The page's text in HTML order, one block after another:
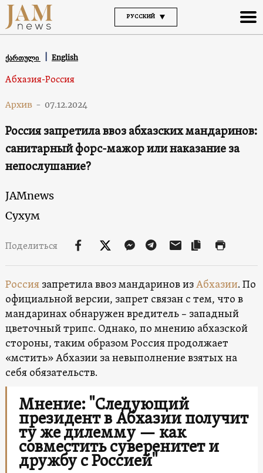
РУССКИЙ
ქართული English
Абхазия-Россия
Архив - 07.12.2024
Россия запретила ввоз абхазских мандаринов:
санитарный форс-мажор или наказание за
непослушание?
JAMnews
Сухум
Поделиться
Россиязапретила ввоз мандаринов изАбхазии. По
официальной версии, запрет связан с тем, что в
мандаринах обнаружен вредитель – западный
цветочный трипс. Однако, по мнению абхазской
стороны, таким образом Россия продолжает
«мстить» Абхазии за невыполнение взятых на
себя обязательств.
Мнение: "Следующий
президент в Абхазии получит
ту же дилемму — как
совместить суверенитет и
дружбу с Россией"